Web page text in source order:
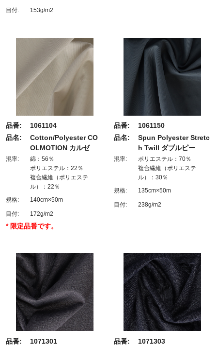
目付: 153g/m2
品番:
1061104
品名:
Cotton/Polyester CO
OLMOTION カルゼ
混率:
綿：56％
ポリエステル：22％
複合繊維（ポリエステ
ル）：22％
規格:
140cm×50m
目付: 172g/m2
* 限定品番です。
品番:
1061150
品名:
Spun Polyester Stretc
h Twill ダブルピー
混率:
ポリエステル：70％
複合繊維（ポリエステ
ル）：30％
規格:
135cm×50m
目付: 238g/m2
品番:
1071301
品番:
1071303